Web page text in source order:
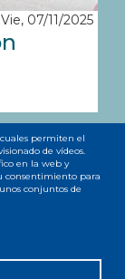
Vie, 07/11/2025
Página
actual
6 Page
7
cuales permiten el
de vídeos.
en la web y
consentimiento para
conjuntos de